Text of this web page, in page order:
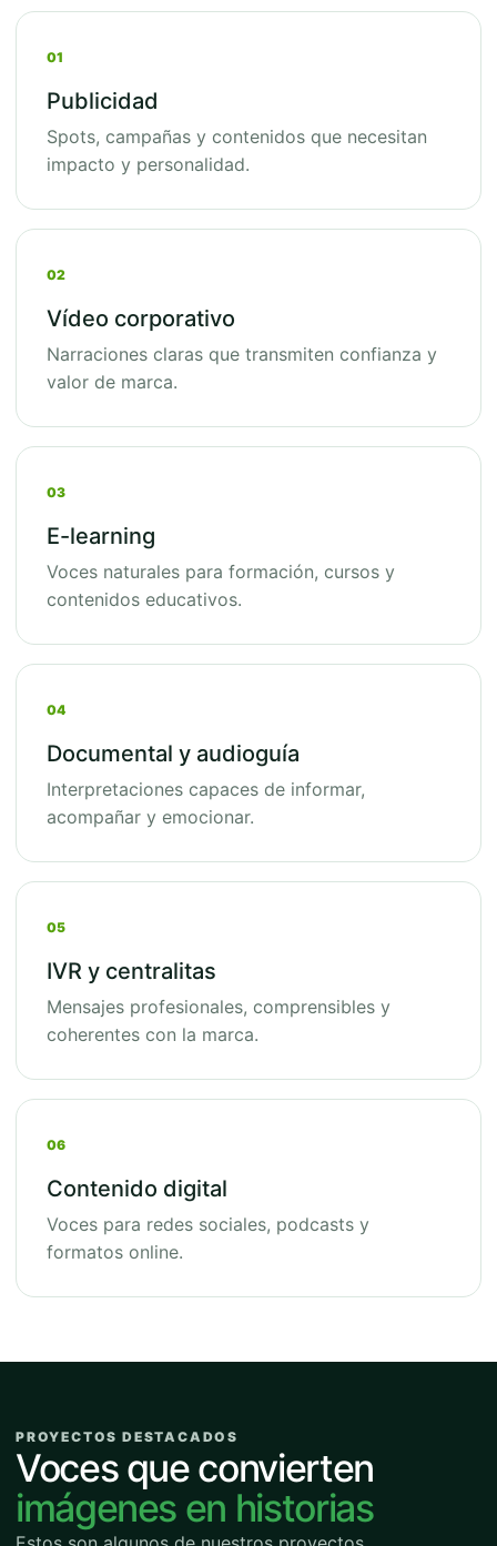
01
Publicidad
Spots, campañas y contenidos que necesitan
impacto y personalidad.
02
Vídeo corporativo
Narraciones claras que transmiten confianza y
valor de marca.
03
E-learning
Voces naturales para formación, cursos y
contenidos educativos.
04
Documental y audioguía
Interpretaciones capaces de informar,
acompañar y emocionar.
05
IVR y centralitas
Mensajes profesionales, comprensibles y
coherentes con la marca.
06
Contenido digital
Voces para redes sociales, podcasts y
formatos online.
PROYECTOS DESTACADOS
Voces que convierten
imágenes en historias